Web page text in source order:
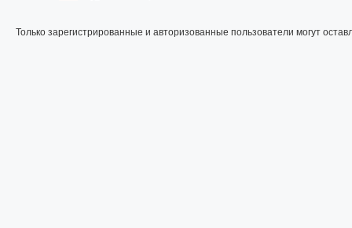
Только зарегистрированные и авторизованные пользователи могут